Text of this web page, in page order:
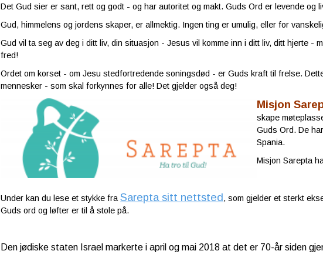
Det Gud sier er sant, rett og godt - og har autoritet og makt. Guds Ord er levende og
Gud, himmelens og jordens skaper, er allmektig. Ingen ting er umulig, eller for
Gud vil ta seg av deg i ditt liv, din situasjon - Jesus vil komme inn i ditt liv, ditt hjerte -
fred!
Ordet om korset - om Jesu stedfortredende soningsdød - er Guds kraft til frelse.
mennesker - som skal forkynnes for alle! Det gjelder også deg!
Misjon
skape
Guds Ord. De
Spania.
Misjon Sarepta
Under kan du lese et stykke fraSarepta sitt nettsted, som gjelder et sterkt
Guds ord og løfter er til å stole på.
Den jødiske staten Israel markerte i april og mai 2018 at det er 70-år siden